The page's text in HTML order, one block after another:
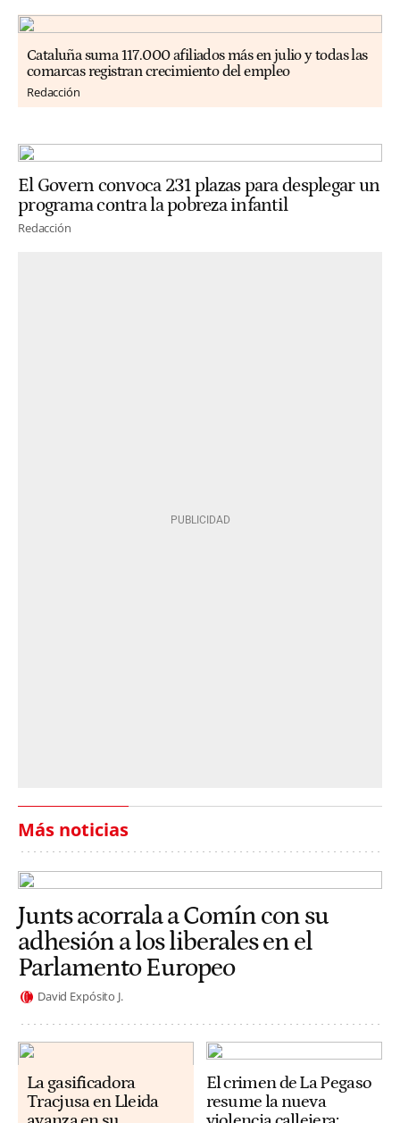
Cataluña suma 117.000 afiliados más en julio y todas las
comarcas registran crecimiento del empleo
Redacción
El Govern convoca 231 plazas para desplegar un
programa contra la pobreza infantil
Redacción
Más noticias
Junts acorrala a Comín con su
adhesión a los liberales en el
Parlamento Europeo
David Expósito J.
La gasificadora
Tracjusa en Lleida
El crimen de La Pegaso
resume la nueva